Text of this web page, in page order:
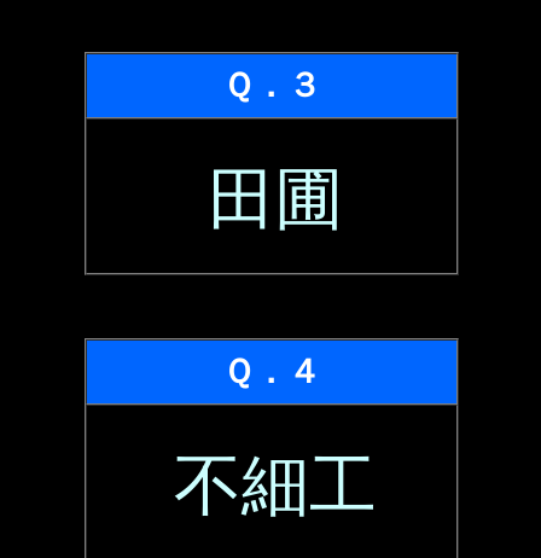
Ｑ．３
田圃
Ｑ．４
不細工